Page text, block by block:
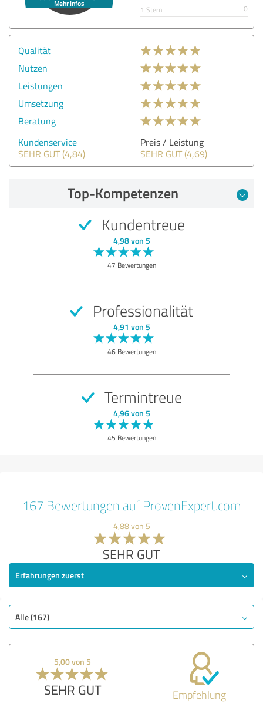
1 Stern
0
Qualität
Nutzen
Leistungen
Umsetzung
Beratung
Kundenservice
SEHR GUT (4,84)
Preis / Leistung
SEHR GUT (4,69)
Top-Kompetenzen
Kundentreue
4,98 von 5
47 Bewertungen
Professionalität
4,91 von 5
46 Bewertungen
Termintreue
4,96 von 5
45 Bewertungen
167 Bewertungen auf ProvenExpert.com
4,88 von 5
SEHR GUT
Erfahrungen zuerst
Alle (167)
5,00 von 5
SEHR GUT Empfehlung